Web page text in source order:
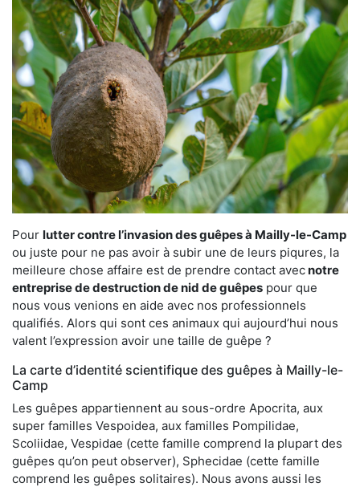
Pour lutter contre l’invasion des guêpes à Mailly-le-Camp
ou juste pour ne pas avoir à subir une de leurs piqures, la
meilleure chose affaire est de prendre contact avecnotre
entreprise de destruction de nid de guêpes pour que
nous vous venions en aide avec nos professionnels
qualifiés. Alors qui sont ces animaux qui aujourd’hui nous
valent l’expression avoir une taille de guêpe ?
La carte d’identité scientifique des guêpes à Mailly-le-
Camp
Les guêpes appartiennent au sous-ordre Apocrita, aux
super familles Vespoidea, aux familles Pompilidae,
Scoliidae, Vespidae (cette famille comprend la plupart des
guêpes qu’on peut observer), Sphecidae (cette famille
comprend les guêpes solitaires). Nous avons aussi les